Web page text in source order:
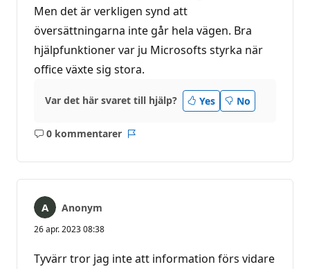
Men det är verkligen synd att
översättningarna inte går hela vägen. Bra
hjälpfunktioner var ju Microsofts styrka när
office växte sig stora.
Var det här svaret till hjälp? Yes No
0 kommentarer
Inga
Anonym
26 apr. 2023 08:38
Tyvärr tror jag inte att information förs vidare